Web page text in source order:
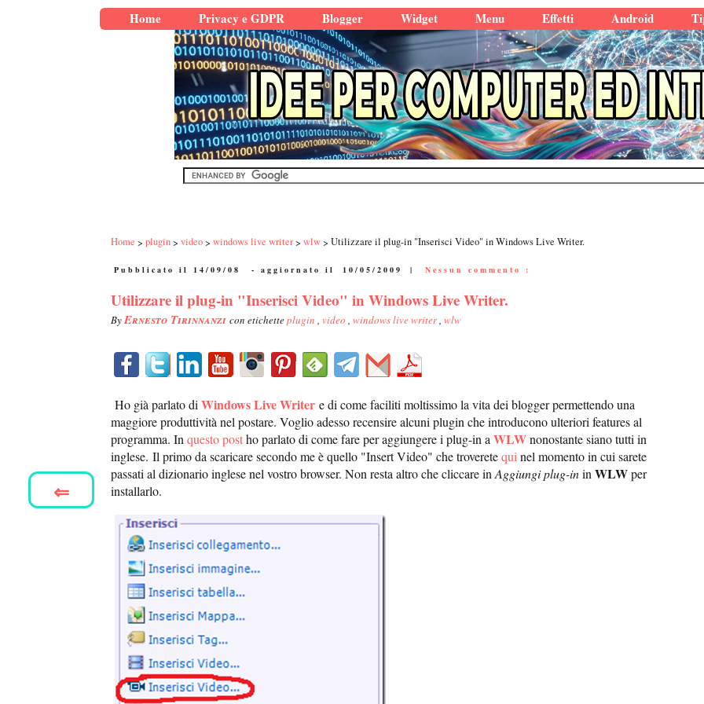
Home Privacy e GDPR Blogger Widget Menu Effetti Android
Home plugin video windows live writer wlw Utilizzare il plug-in "Inserisci Video" in Windows Live Writer.
Pubblicato il 14/09/08 - aggiornato il 10/05/2009 | Nessun commento :
Utilizzare il plug-in "Inserisci Video" in Windows Live Writer.
ByErnesto Tirinnanzi con etichetteplugin , video , windows live writer, wlw
Ho già parlato di Windows Live Writer e di come faciliti moltissimo la vita dei blogger permettendo una
maggiore produttività nel postare. Voglio adesso recensire alcuni plugin che introducono ulteriori features al
programma. In questo postho parlato di come fare per aggiungere i plug-in a WLWnonostante siano tutti in
inglese. Il primo da scaricare secondo me è quello "Insert Video" che troveretequi nel momento in cui sarete
passati al dizionario inglese nel vostro browser. Non resta altro che cliccare in Aggiungi plug-inin WLWper
installarlo.
⇐